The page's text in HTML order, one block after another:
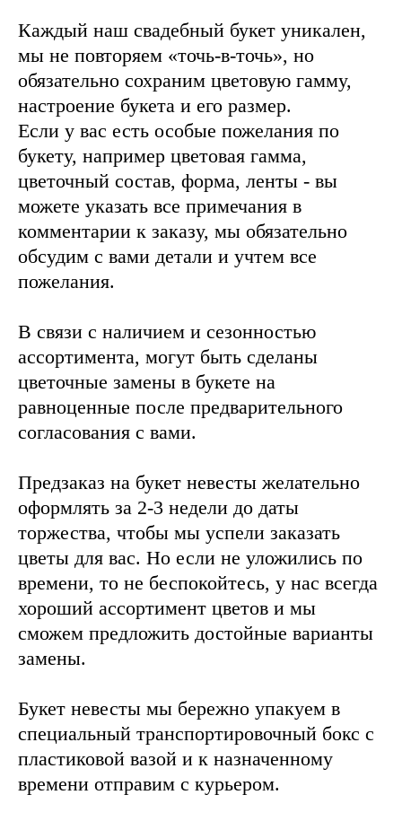
Каждый наш свадебный букет уникален,
мы не повторяем «точь-в-точь», но
обязательно сохраним цветовую гамму,
настроение букета и его размер.
Если у вас есть особые пожелания по
букету, например цветовая гамма,
цветочный состав, форма, ленты - вы
можете указать все примечания в
комментарии к заказу, мы обязательно
обсудим с вами детали и учтем все
пожелания.
В связи с наличием и сезонностью
ассортимента, могут быть сделаны
цветочные замены в букете на
равноценные после предварительного
согласования с вами.
Предзаказ на букет невесты желательно
оформлять за 2-3 недели до даты
торжества, чтобы мы успели заказать
цветы для вас. Но если не уложились по
времени, то не беспокойтесь, у нас всегда
хороший ассортимент цветов и мы
сможем предложить достойные варианты
замены.
Букет невесты мы бережно упакуем в
специальный транспортировочный бокс с
пластиковой вазой и к назначенному
времени отправим с курьером.